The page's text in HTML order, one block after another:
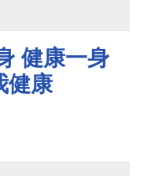
健康一身
健康